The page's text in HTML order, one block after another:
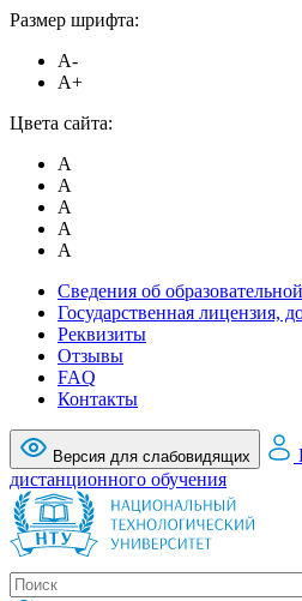
Размер шрифта:
A-
A+
Цвета сайта:
A
A
A
A
A
Сведения об
Государственная лицензия,
Реквизиты
Отзывы
FAQ
Контакты
Версия для слабовидящих
дистанционного обучения